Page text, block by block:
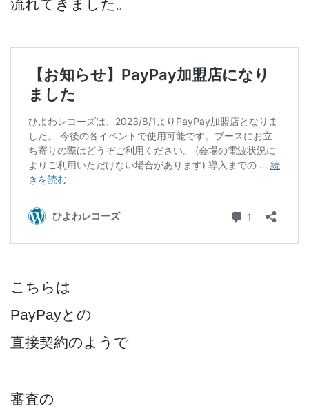
流れてきました。
こちらは
PayPayとの
直接契約のようで
審査の